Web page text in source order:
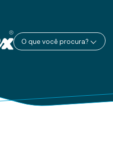
O que você procura?